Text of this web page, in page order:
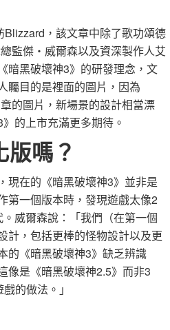
Blizzard，該文章中除了歌功頌德
監傑‧威爾森以及資深製作人艾
暗黑破壞神3》的研發理念，文
矚目的是裡面的圖片，因為
的圖片，新場景的設計相當漂
的上市充滿更多期待。
嗎？
在的《暗黑破壞神3》並非是
第一個版本時，發現遊戲太像2
威爾森說：「我們（在第一個
計，包括更棒的怪物設計以及更
的《暗黑破壞神3》缺乏辨識
像是《暗黑破壞神2.5》而非3
的做法。」